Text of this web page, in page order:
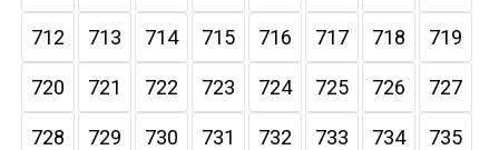
712 713 714 715 716 717 718 719
720 721 722 723 724 725 726 727
728 729 730 731 732 733 734 735